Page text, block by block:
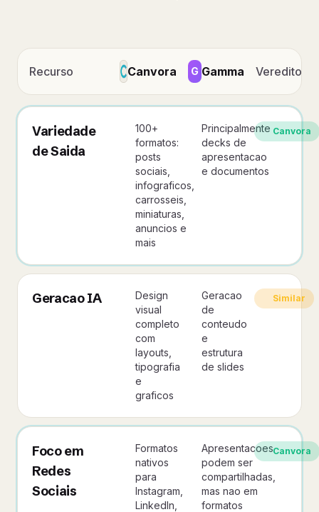
Recurso Canvora G Gamma Veredito
Variedade
de Saida
100+
formatos:
posts
sociais,
infograficos,
carrosseis,
miniaturas,
anuncios e
mais
Principalmente
decks de
apresentacao
e documentos
Canvora
Geracao IA
Design
visual
completo
com
layouts,
tipografia
e
graficos
Geracao
de
conteudo
e
estrutura
de slides
Similar
Foco em
Redes
Sociais
Formatos
nativos
para
Instagram,
LinkedIn,
Apresentacoes
podem ser
compartilhadas,
mas nao em
formatos
Canvora